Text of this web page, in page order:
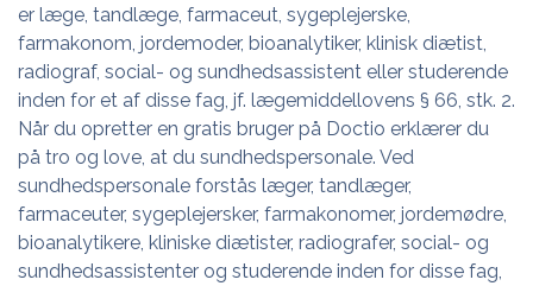
er læge, tandlæge, farmaceut, sygeplejerske,
farmakonom, jordemoder, bioanalytiker, klinisk diætist,
radiograf, social- og sundhedsassistent eller studerende
inden for et af disse fag, jf. lægemiddellovens § 66, stk. 2.
Når du opretter en gratis bruger på Doctio erklærer du
på tro og love, at du sundhedspersonale. Ved
sundhedspersonale forstås læger, tandlæger,
farmaceuter, sygeplejersker, farmakonomer, jordemødre,
bioanalytikere, kliniske diætister, radiografer, social- og
sundhedsassistenter og studerende inden for disse fag,